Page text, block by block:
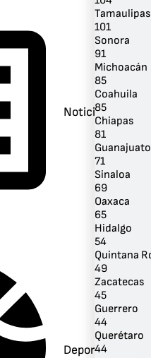
Noticias
Deportes
Tamaulipas
101
Sonora
91
Michoacán
85
Coahuila
85
Chiapas
81
Guanajuato
71
Sinaloa
69
Oaxaca
65
Hidalgo
54
Quintana
49
Zacatecas
45
Guerrero
44
Querétaro
44